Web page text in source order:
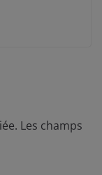
Les champs